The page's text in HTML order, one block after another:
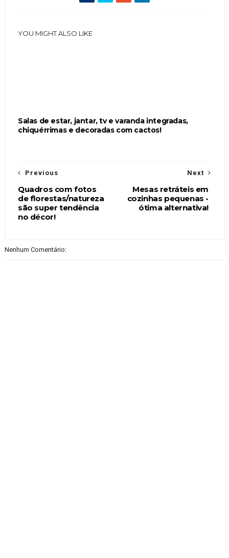
YOU MIGHT ALSO LIKE
Salas de estar, jantar, tv e varanda integradas,
chiquérrimas e decoradas com cactos!
Next
Mesas retráteis em
cozinhas pequenas -
ótima alternativa!
Previous
Quadros com fotos
de florestas/natureza
são super tendência
no décor!
Nenhum Comentário: